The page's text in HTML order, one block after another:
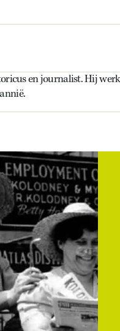
en journalist. Hij